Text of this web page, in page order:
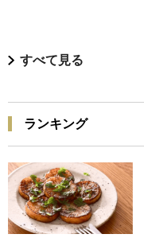
すべて見る
ランキング